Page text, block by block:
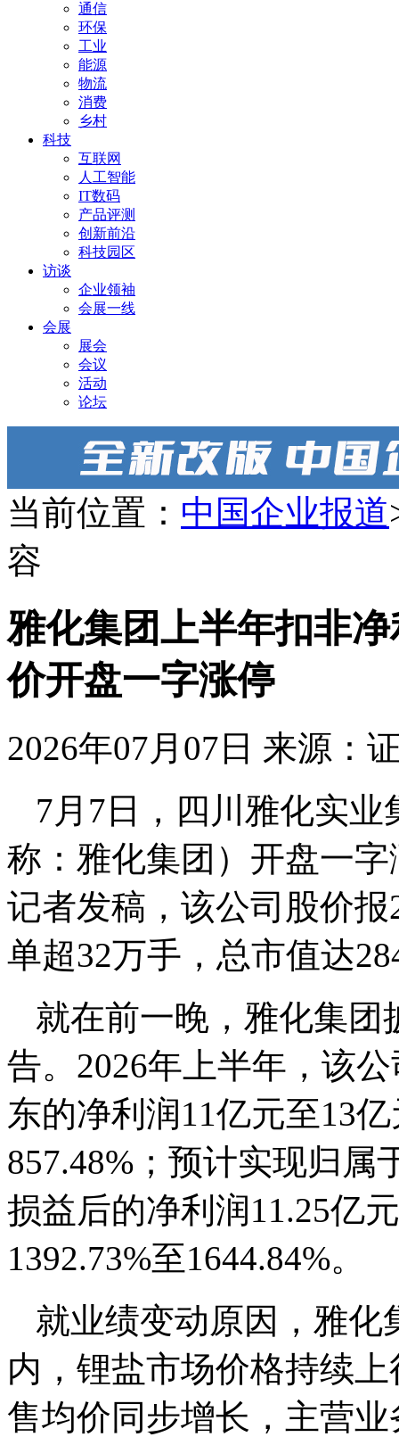
通信
环保
工业
能源
物流
消费
乡村
科技
互联网
人工智能
IT数码
产品评测
创新前沿
科技园区
访谈
企业领袖
会展一线
会展
展会
会议
活动
论坛
当前位置： 中国企业报道
容
雅化集团上半年扣非
价开盘一字涨停
2026年07月07日 来源：
7月7日，四川雅化实
称：雅化集团）开盘一
记者发稿，该公司股价
单超32万手，总市值达
就在前一晚，雅化集团
告。2026年上半年，该
东的净利润11亿元至13
857.48%；预计实现归
损益后的净利润11.25亿
1392.73%至1644.84%。
就业绩变动原因，雅化
内，锂盐市场价格持续
售均价同步增长，主营